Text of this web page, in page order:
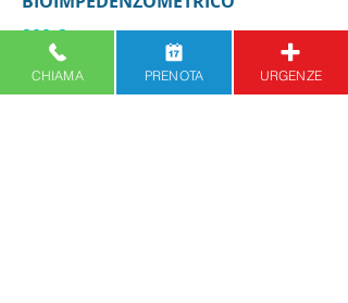
200 €
CHECK-UP SUCCESSIVI
CHIAMA PRENOTA URGENZE